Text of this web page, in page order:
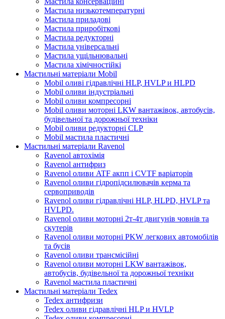
Мастила низькотемпературні
Мастила приладові
Мастила приробіткові
Мастила редукторні
Мастила універсальні
Мастила ущільнювальні
Мастила хімічностійкі
Мастильні матеріали Mobil
Mobil оливі гідравлічні HLP, HVLP и HLPD
Mobil оливи індустріальні
Mobil оливи компресорні
Mobil оливи моторні LKW вантажівок, автобусів,
будівельної та дорожньої техніки
Mobil оливи редукторні CLP
Mobil мастила пластичні
Мастильні матеріали Ravenol
Ravenol автохімія
Ravenol антифриз
Ravenol оливи ATF акпп і CVTF варіаторів
Ravenol оливи гідропідсилювачів керма та
сервоприводів
Ravenol оливи гідравлічні HLP, HLPD, HVLP та
HVLPD.
Ravenol оливи моторні 2т-4т двигунів човнів та
скутерів
Ravenol оливи моторні PKW легкових автомобілів
та бусів
Ravenol оливи трансмісійні
Ravenol оливи моторні LKW вантажівок,
автобусів, будівельної та дорожньої техніки
Ravenol мастила пластичні
Мастильні матеріали Tedex
Tedex антифризи
Tedex оливи гідравлічні HLP и HVLP